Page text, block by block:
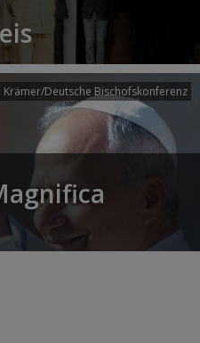
Krämer/Deutsche Bischofskonferenz